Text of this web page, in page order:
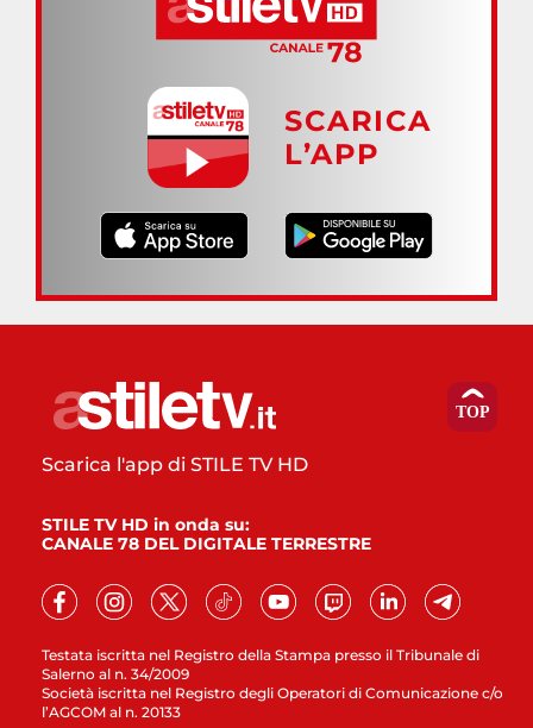
SCARICA
L’APP
Testata iscritta nel Registro della Stampa presso il Tribunale di
Salerno al n. 34/2009
Società iscritta nel Registro degli Operatori di Comunicazione c/o
l’AGCOM al n. 20133
Scarica l'app di STILE TV HD
STILE TV HD in onda su:
CANALE 78 DEL DIGITALE TERRESTRE